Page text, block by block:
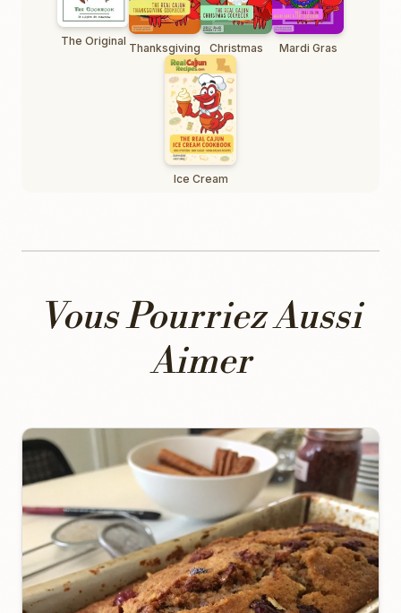
The Original Thanksgiving Christmas Mardi Gras
Ice Cream
Vous Pourriez Aussi
Aimer